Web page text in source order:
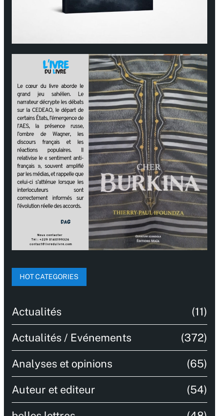
HOT CATEGORIES
Actualités (11)
Actualités / Evénements (372)
Analyses et opinions (65)
Auteur et editeur (54)